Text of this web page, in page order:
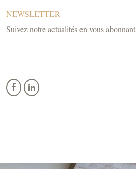
NEWSLETTER
Suivez notre actualités en vous abonnant